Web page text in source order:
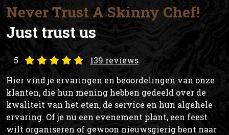
Never Trust A Skinny Chef!
Just trust us
5
139 reviews
Hier vind je ervaringen en beoordelingen van onze
klanten, die hun mening hebben gedeeld over de
kwaliteit van het eten, de service en hun algehele
ervaring. Of je nu een evenement plant, een feest
wilt organiseren of gewoon nieuwsgierig bent naar